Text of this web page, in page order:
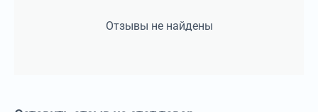
Отзывы не найдены